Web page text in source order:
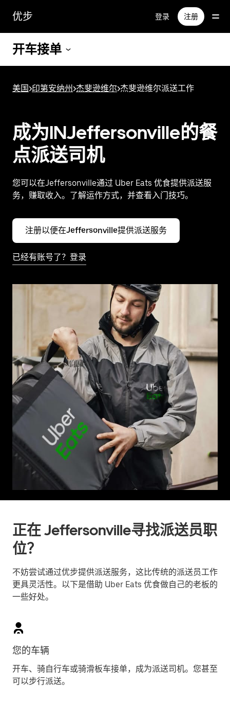
容
优步 登录 注册
开车接单
美国>印第安纳州>杰斐逊维尔>杰斐逊维尔派送工作
成为INJeffersonville的餐
点派送司机
您可以在Jeffersonville通过 Uber Eats 优食提供派送服
务，赚取收入。了解运作方式，并查看入门技巧。
注册以便在Jeffersonville提供派送服务
已经有账号了？登录
正在 Jeffersonville寻找派送员职
位？
不妨尝试通过优步提供派送服务，这比传统的派送员工作
更具灵活性。以下是借助 Uber Eats 优食做自己的老板的
一些好处。
您的车辆
开车、骑自行车或骑滑板车接单，成为派送司机。您甚至
可以步行派送。